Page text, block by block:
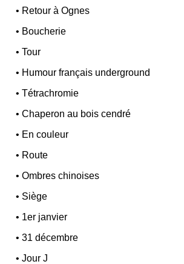
• Retour à Ognes
• Boucherie
•Tour
• Humour français underground
•Tétrachromie
•Chaperon au bois cendré
• En couleur
• Route
•Ombres chinoises
• Siège
• 1er janvier
•31 décembre
•Jour J